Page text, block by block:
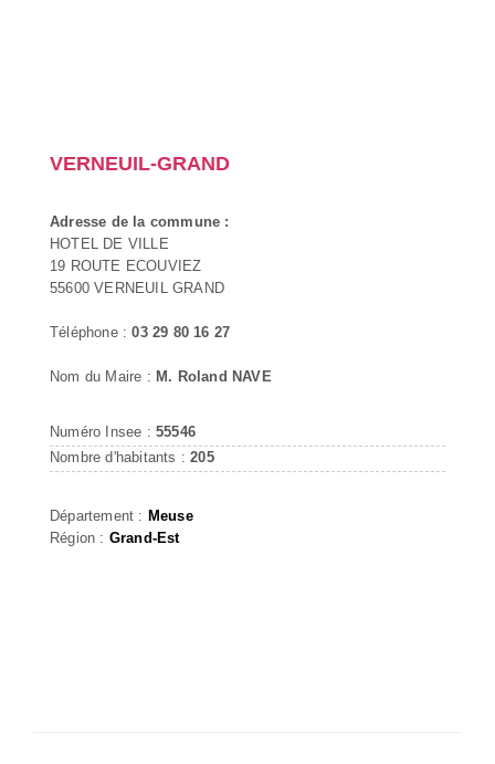
VERNEUIL-GRAND
Adresse de la commune :
HOTEL DE VILLE
19 ROUTE ECOUVIEZ
55600 VERNEUIL GRAND
Téléphone :03 29 80 16 27
Nom du Maire : M. Roland NAVE
Numéro Insee : 55546
Nombre d'habitants :205
Département : Meuse
Région : Grand-Est